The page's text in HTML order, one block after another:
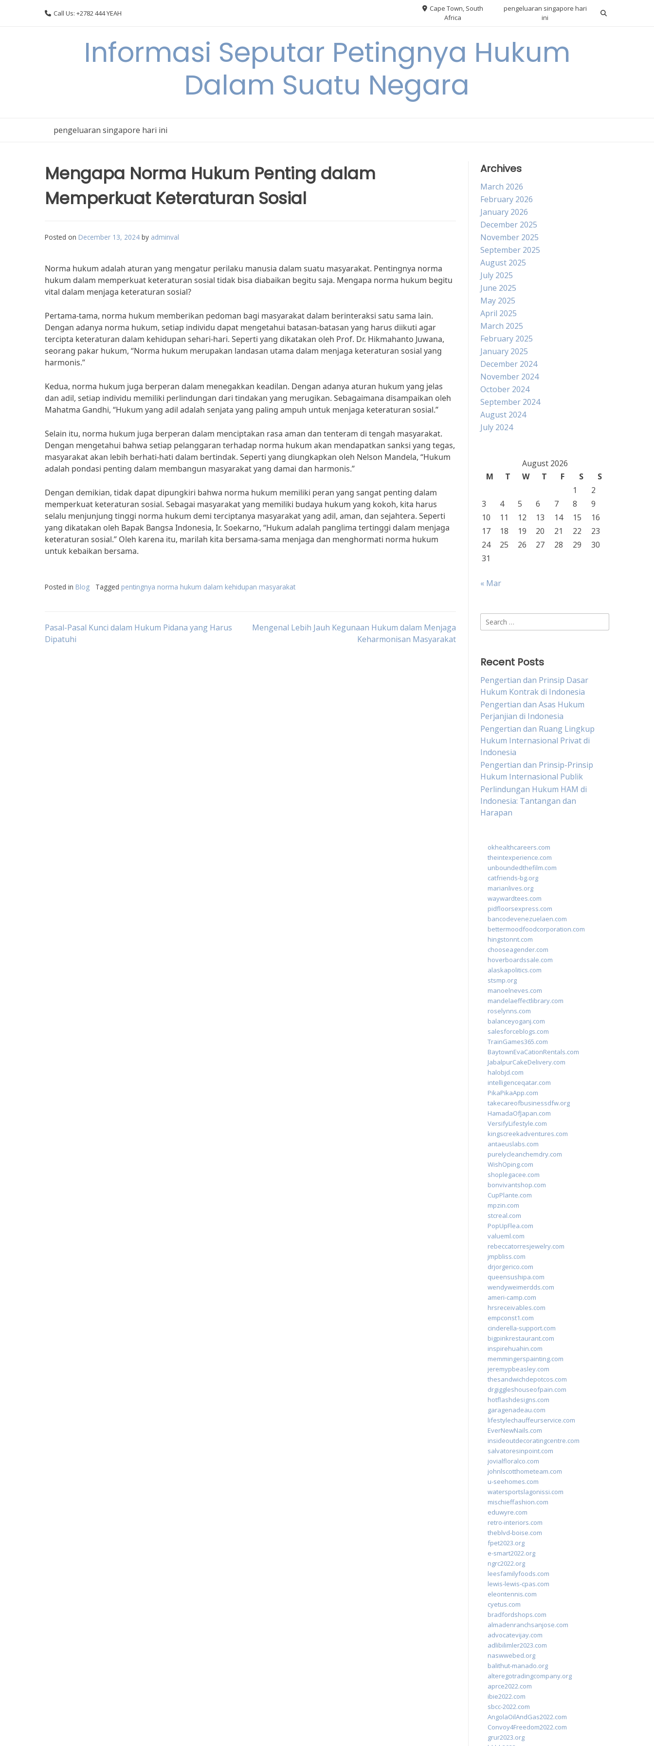
Call Us: +2782 444 YEAH
Cape Town, South
Africa
pengeluaran singapore hari
ini
Informasi Seputar Petingnya Hukum
Dalam Suatu Negara
pengeluaran singapore hari ini
Mengapa Norma Hukum Penting dalam
Memperkuat Keteraturan Sosial
Posted on December 13, 2024 by adminval
Norma hukum adalah aturan yang mengatur perilaku manusia dalam suatu masyarakat. Pentingnya norma
hukum dalam memperkuat keteraturan sosial tidak bisa diabaikan begitu saja. Mengapa norma hukum begitu
vital dalam menjaga keteraturan sosial?
Pertama-tama, norma hukum memberikan pedoman bagi masyarakat dalam berinteraksi satu sama lain.
Dengan adanya norma hukum, setiap individu dapat mengetahui batasan-batasan yang harus diikuti agar
tercipta keteraturan dalam kehidupan sehari-hari. Seperti yang dikatakan oleh Prof. Dr. Hikmahanto Juwana,
seorang pakar hukum, “Norma hukum merupakan landasan utama dalam menjaga keteraturan sosial yang
harmonis.”
Kedua, norma hukum juga berperan dalam menegakkan keadilan. Dengan adanya aturan hukum yang jelas
dan adil, setiap individu memiliki perlindungan dari tindakan yang merugikan. Sebagaimana disampaikan oleh
Mahatma Gandhi, “Hukum yang adil adalah senjata yang paling ampuh untuk menjaga keteraturan sosial.”
Selain itu, norma hukum juga berperan dalam menciptakan rasa aman dan tenteram di tengah masyarakat.
Dengan mengetahui bahwa setiap pelanggaran terhadap norma hukum akan mendapatkan sanksi yang tegas,
masyarakat akan lebih berhati-hati dalam bertindak. Seperti yang diungkapkan oleh Nelson Mandela, “Hukum
adalah pondasi penting dalam membangun masyarakat yang damai dan harmonis.”
Dengan demikian, tidak dapat dipungkiri bahwa norma hukum memiliki peran yang sangat penting dalam
memperkuat keteraturan sosial. Sebagai masyarakat yang memiliki budaya hukum yang kokoh, kita harus
selalu menjunjung tinggi norma hukum demi terciptanya masyarakat yang adil, aman, dan sejahtera. Seperti
yang dikatakan oleh Bapak Bangsa Indonesia, Ir. Soekarno, “Hukum adalah panglima tertinggi dalam menjaga
keteraturan sosial.” Oleh karena itu, marilah kita bersama-sama menjaga dan menghormati norma hukum
untuk kebaikan bersama.
Posted in Blog Tagged pentingnya norma hukum dalam kehidupan masyarakat
Post
Pasal-Pasal Kunci dalam Hukum Pidana yang Harus
Dipatuhi
Mengenal Lebih Jauh Kegunaan Hukum dalam Menjaga
Keharmonisan Masyarakat
Archives
March 2026
February 2026
January 2026
December 2025
November 2025
September 2025
August 2025
July 2025
June 2025
May 2025
April 2025
March 2025
February 2025
January 2025
December 2024
November 2024
October 2024
September 2024
August 2024
July 2024
August 2026
M
T W T F S
S
1
2
3
4 5 6 7 8
9
10
11 12 13 14 15
16
17
18 19 20 21 22
23
24
25 26 27 28 29
30
31
« Mar
Search
for:
Recent Posts
Pengertian dan Prinsip Dasar
Hukum Kontrak di Indonesia
Pengertian dan Asas Hukum
Perjanjian di Indonesia
Pengertian dan Ruang Lingkup
Hukum Internasional Privat di
Indonesia
Pengertian dan Prinsip-Prinsip
Hukum Internasional Publik
Perlindungan Hukum HAM di
Indonesia: Tantangan dan
Harapan
okhealthcareers.com
theintexperience.com
unboundedthefilm.com
catfriends-bg.org
marianlives.org
waywardtees.com
pidfloorsexpress.com
bancodevenezuelaen.com
bettermoodfoodcorporation.com
hingstonnt.com
chooseagender.com
hoverboardssale.com
alaskapolitics.com
stsmp.org
manoelneves.com
mandelaeffectlibrary.com
roselynns.com
balanceyoganj.com
salesforceblogs.com
TrainGames365.com
BaytownEvaCationRentals.com
JabalpurCakeDelivery.com
halobjd.com
intelligenceqatar.com
PikaPikaApp.com
takecareofbusinessdfw.org
HamadaOfJapan.com
VersifyLifestyle.com
kingscreekadventures.com
antaeuslabs.com
purelycleanchemdry.com
WishOping.com
shoplegacee.com
bonvivantshop.com
CupPlante.com
mpzin.com
stcreal.com
PopUpFlea.com
valueml.com
rebeccatorresjewelry.com
jmpbliss.com
drjorgerico.com
queensushipa.com
wendyweimerdds.com
ameri-camp.com
hrsreceivables.com
empconst1.com
cinderella-support.com
bigpinkrestaurant.com
inspirehuahin.com
memmingerspainting.com
jeremypbeasley.com
thesandwichdepotcos.com
drgiggleshouseofpain.com
hotflashdesigns.com
garagenadeau.com
lifestylechauffeurservice.com
EverNewNails.com
insideoutdecoratingcentre.com
salvatoresinpoint.com
jovialfloralco.com
johnlscotthometeam.com
u-seehomes.com
watersportslagonissi.com
mischieffashion.com
eduwyre.com
retro-interiors.com
theblvd-boise.com
fpet2023.org
e-smart2022.org
ngrc2022.org
leesfamilyfoods.com
lewis-lewis-cpas.com
eleontennis.com
cyetus.com
bradfordshops.com
almadenranchsanjose.com
advocatevijay.com
adlibilimler2023.com
naswwebed.org
balithut-manado.org
alteregotradingcompany.org
aprce2022.com
ibie2022.com
sbcc-2022.com
AngolaOilAndGas2022.com
Convoy4Freedom2022.com
grur2023.org